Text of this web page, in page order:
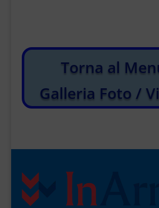
Torna al
Galleria Foto /